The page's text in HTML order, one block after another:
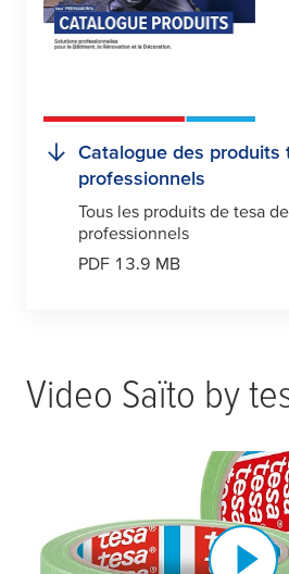
Catalogue des produits
professionnels
Tous les produits de tesa
professionnels
PDF 13.9 MB
Video Saïto by